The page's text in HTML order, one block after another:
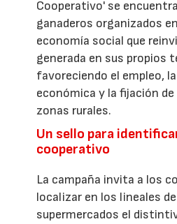
Cooperativo' se
ganaderos organizados
economía social que
generada en sus propios
favoreciendo el empleo,
económica y la fijación
zonas rurales.
Un sello para
cooperativo
La campaña invita a los
localizar en los lineales
supermercados el